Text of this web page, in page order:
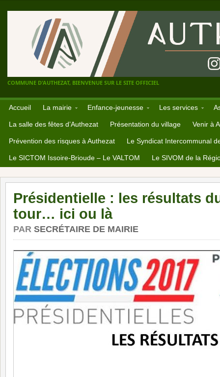
COMMUNE D'AUTHEZAT, BIENVENUE SUR LE SITE OFFICIEL
Accueil La mairie Enfance-jeunesse Les services
La salle des fêtes d’Authezat Présentation du village Venir à
Prévention des risques à Authezat Le Syndicat Intercommunal
Le SICTOM Issoire-Brioude – Le VALTOM Le SIVOM de la
Présidentielle : les résultats
tour… ici ou là
PAR SECRÉTAIRE DE MAIRIE